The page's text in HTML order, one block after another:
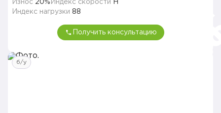
Износ 20% Индекс скорости
H
Индекс нагрузки 88
Получить консультацию
б/у